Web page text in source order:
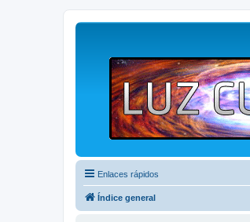
Enlaces rápidos
Índice general